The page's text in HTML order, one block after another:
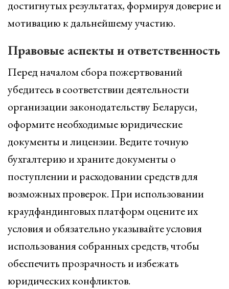
достигнутых результатах, формируя доверие и
мотивацию к дальнейшему участию.
Правовые аспекты и ответственность
Перед началом сбора пожертвований
убедитесь в соответствии деятельности
организации законодательству Беларуси,
оформите необходимые юридические
документы и лицензии. Ведите точную
бухгалтерию и храните документы о
поступлении и расходовании средств для
возможных проверок. При использовании
краудфандинговых платформ оцените их
условия и обязательно указывайте условия
использования собранных средств, чтобы
обеспечить прозрачность и избежать
юридических конфликтов.